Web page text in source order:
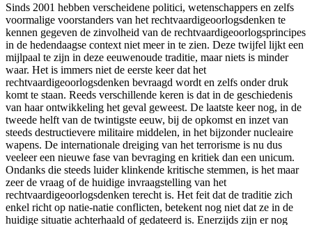
Sinds 2001 hebben verscheidene politici, wetenschappers en zelfs
voormalige voorstanders van het rechtvaardigeoorlogsdenken te
kennen gegeven de zinvolheid van de rechtvaardigeoorlogsprincipes
in de hedendaagse context niet meer in te zien. Deze twijfel lijkt een
mijlpaal te zijn in deze eeuwenoude traditie, maar niets is minder
waar. Het is immers niet de eerste keer dat het
rechtvaardigeoorlogsdenken bevraagd wordt en zelfs onder druk
komt te staan. Reeds verschillende keren is dat in de geschiedenis
van haar ontwikkeling het geval geweest. De laatste keer nog, in de
tweede helft van de twintigste eeuw, bij de opkomst en inzet van
steeds destructievere militaire middelen, in het bijzonder nucleaire
wapens. De internationale dreiging van het terrorisme is nu dus
veeleer een nieuwe fase van bevraging en kritiek dan een unicum.
Ondanks die steeds luider klinkende kritische stemmen, is het maar
zeer de vraag of de huidige invraagstelling van het
rechtvaardigeoorlogsdenken terecht is. Het feit dat de traditie zich
enkel richt op natie-natie conflicten, betekent nog niet dat ze in de
huidige situatie achterhaald of gedateerd is. Enerzijds zijn er nog